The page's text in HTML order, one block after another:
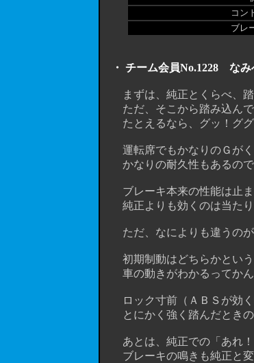
コン
ブレ
・ チーム会員No.1228 な
まずは、純正とくらべ、踏
ただ、そこから踏み込んで
たとえるなら、グッ！ググ
運転席でもかなりのＧがく
かなりの耐久性もあるので
ブレーキ本来の性能は止ま
純正よりも効くのは当たり
ただ、なによりも違うのが
初期制動はどちらかという
車の動きがわかるってかん
ロック寸前（ＡＢＳが効く
とにかく強く踏んだときの
あとは、純正での「あれ！
ブレーキの鳴きも純正と変